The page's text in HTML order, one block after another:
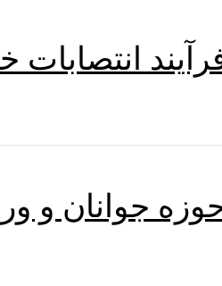
انتصابات
حوزه جوانان